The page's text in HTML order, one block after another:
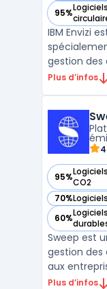
95%
— voir IBM
IBM Envizi
gestion des
sociales et
Envizi
types de
Plus d’infos
95%CO2
— voir
70%
— voir
60%
— voir
Sweep est
gestion des
aux
empreinte
Plus d’infos